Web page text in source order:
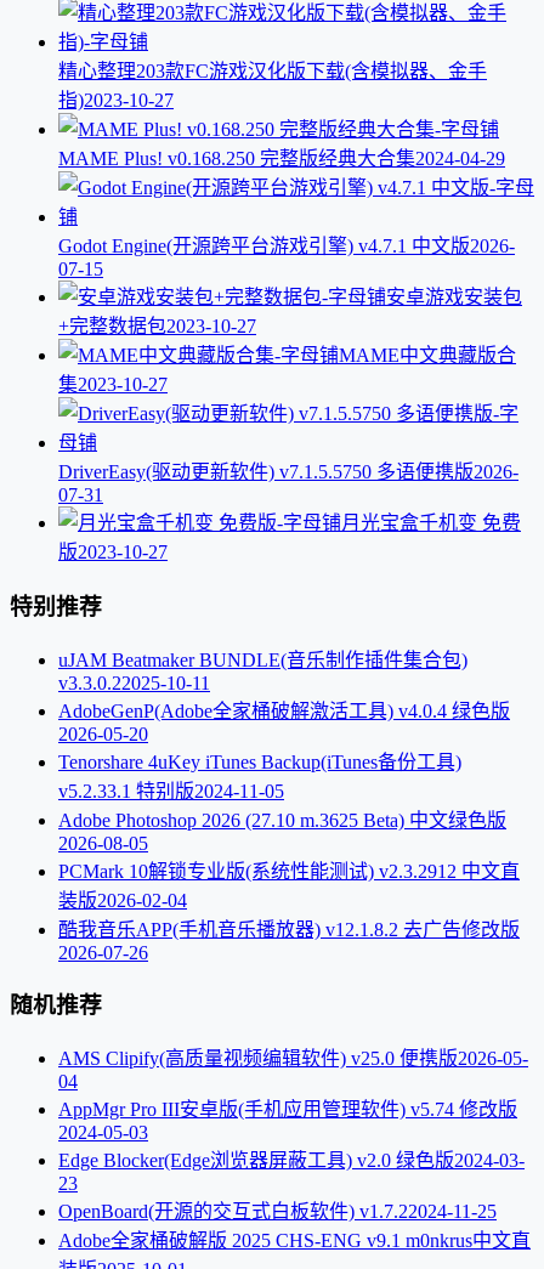
精心整理203款FC游戏汉化版下载(含模拟器、金手
指)2023-10-27
MAME Plus! v0.168.250 完整版经典大合集2024-04-29
Godot Engine(开源跨平台游戏引擎) v4.7.1 中文版2026-
07-15
安卓游戏安装包
+完整数据包2023-10-27
MAME中文典藏版合
集2023-10-27
DriverEasy(驱动更新软件) v7.1.5.5750 多语便携版2026-
07-31
月光宝盒千机变 免费
版2023-10-27
特别推荐
uJAM Beatmaker BUNDLE(音乐制作插件集合包)
v3.3.0.22025-10-11
AdobeGenP(Adobe全家桶破解激活工具) v4.0.4 绿色版
2026-05-20
Tenorshare 4uKey iTunes Backup(iTunes备份工具)
v5.2.33.1 特别版2024-11-05
Adobe Photoshop 2026 (27.10 m.3625 Beta) 中文绿色版
2026-08-05
PCMark 10解锁专业版(系统性能测试) v2.3.2912 中文直
装版2026-02-04
酷我音乐APP(手机音乐播放器) v12.1.8.2 去广告修改版
2026-07-26
随机推荐
AMS Clipify(高质量视频编辑软件) v25.0 便携版2026-05-
04
AppMgr Pro III安卓版(手机应用管理软件) v5.74 修改版
2024-05-03
Edge Blocker(Edge浏览器屏蔽工具) v2.0 绿色版2024-03-
23
OpenBoard(开源的交互式白板软件) v1.7.22024-11-25
Adobe全家桶破解版 2025 CHS-ENG v9.1 m0nkrus中文直